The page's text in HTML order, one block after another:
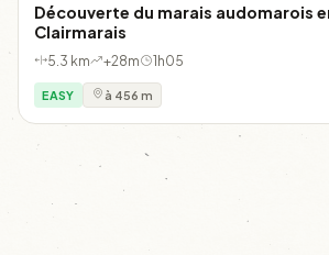
Découverte du marais audomarois
Clairmarais
5.3 km +28m 1h05
EASY à 456 m